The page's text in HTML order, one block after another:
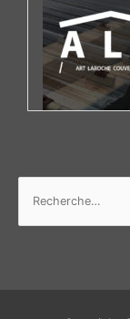
Rechercher :